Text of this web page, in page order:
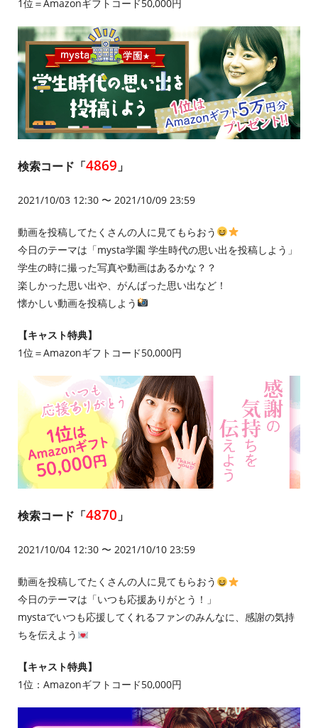
1位＝Amazonギフトコード50,000円
検索コード「4869 」
2021/10/03 12:30 〜 2021/10/09 23:59
動画を投稿してたくさんの人に見てもらおう
今日のテーマは「mysta学園 学生時代の思い出を投稿しよう」
学生の時に撮った写真や動画はあるかな？？
楽しかった思い出や、がんばった思い出など！
懐かしい動画を投稿しよう
【キャスト特典】
1位＝Amazonギフトコード50,000円
検索コード「4870 」
2021/10/04 12:30 〜 2021/10/10 23:59
動画を投稿してたくさんの人に見てもらおう
今日のテーマは「いつも応援ありがとう！」
mystaでいつも応援してくれるファンのみんなに、感謝の気持
ちを伝えよう
【キャスト特典】
1位：Amazonギフトコード50,000円